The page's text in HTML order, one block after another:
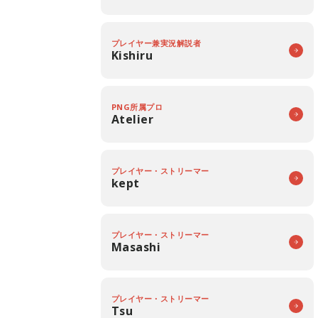
プレイヤー兼実況解説者
Kishiru
PNG所属プロ
Atelier
プレイヤー・ストリーマー
kept
プレイヤー・ストリーマー
Masashi
プレイヤー・ストリーマー
Tsu